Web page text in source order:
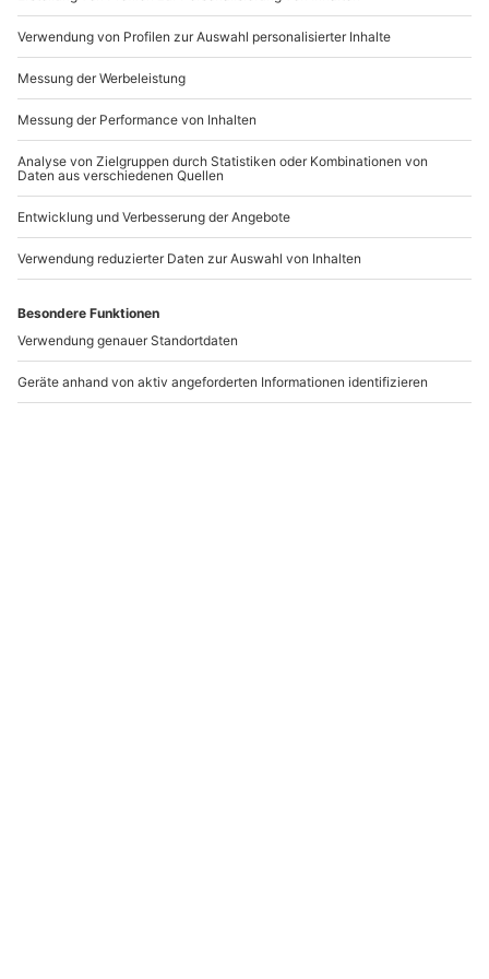
Artikelnummer:15959
Andere Produkte entdecken
Gruseldinner Bad Tölz